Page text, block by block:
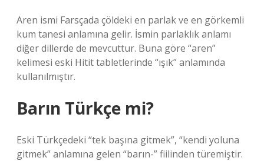
Aren ismi Farsçada çöldeki en parlak ve en görkemli
kum tanesi anlamına gelir. İsmin parlaklık anlamı
diğer dillerde de mevcuttur. Buna göre “aren”
kelimesi eski Hitit tabletlerinde “ışık” anlamında
kullanılmıştır.
Barın Türkçe mi?
Eski Türkçedeki “tek başına gitmek”, “kendi yoluna
gitmek” anlamına gelen “barın-” fiilinden türemiştir.